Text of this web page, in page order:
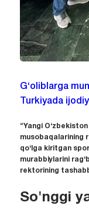
G‘oliblarga
Turkiyada
“Yangi
musobaqalarining
qo‘lga kiritgan
murabbiylarini
rektorining
So'nggi